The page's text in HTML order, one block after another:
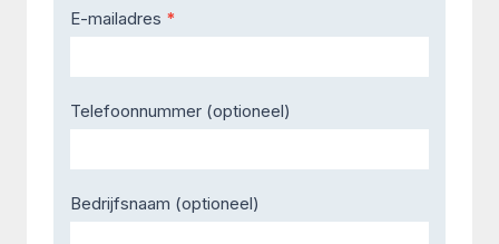
E-mailadres *
Telefoonnummer (optioneel)
Bedrijfsnaam (optioneel)